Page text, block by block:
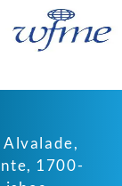
Alvalade,
1700-